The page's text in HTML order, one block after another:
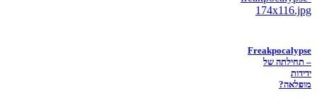
Freakpocalypse
– תחילתה של
ידידות
מופלאה?